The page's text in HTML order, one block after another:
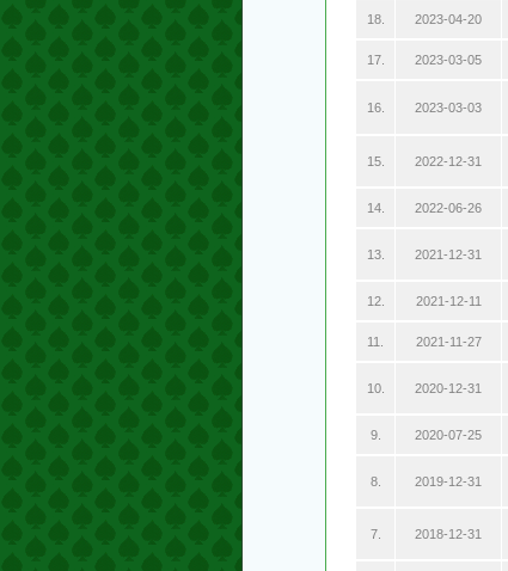
18. 2023-04-20
17. 2023-03-05
16. 2023-03-03
15. 2022-12-31
14. 2022-06-26
13. 2021-12-31
12. 2021-12-11
11. 2021-11-27
10. 2020-12-31
9. 2020-07-25
8. 2019-12-31
7. 2018-12-31